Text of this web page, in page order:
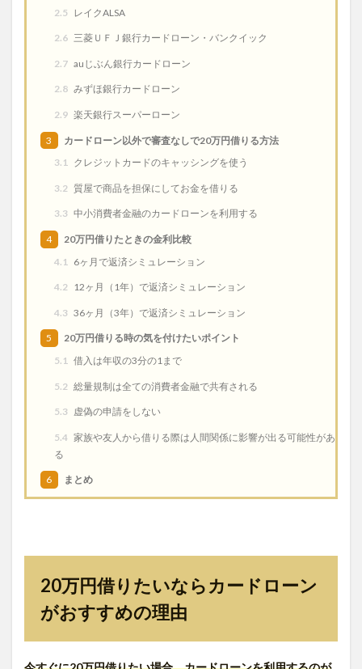
2.5 レイクALSA
2.6 三菱ＵＦＪ銀行カードローン・バンクイック
2.7 auじぶん銀行カードローン
2.8 みずほ銀行カードローン
2.9 楽天銀行スーパーローン
3
カードローン以外で審査なしで20万円借りる方法
3.1 クレジットカードのキャッシングを使う
3.2 質屋で商品を担保にしてお金を借りる
3.3 中小消費者金融のカードローンを利用する
4
20万円借りたときの金利比較
4.1
6ヶ月で返済シミュレーション
4.2 12ヶ月（1年）で返済シミュレーション
4.3 36ヶ月（3年）で返済シミュレーション
5
20万円借りる時の気を付けたいポイント
5.1 借入は年収の3分の1まで
5.2 総量規制は全ての消費者金融で共有される
5.3 虚偽の申請をしない
5.4 家族や友人から借りる際は人間関係に影響が出る可能性があ
る
6 まとめ
20万円借りたいならカードローン
がおすすめの理由